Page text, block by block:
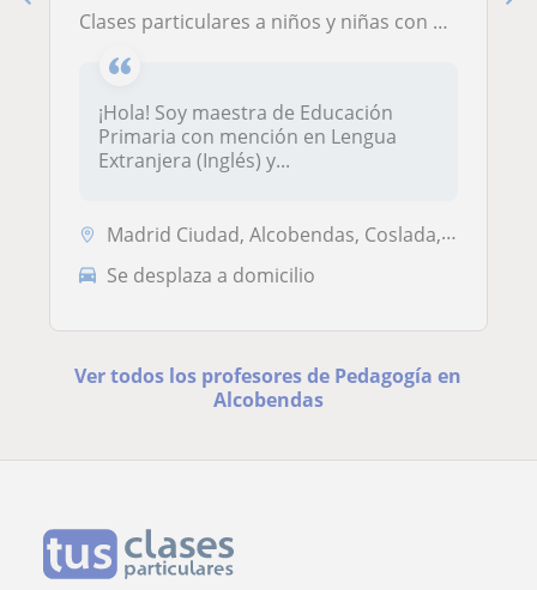
Clases particulares a niños y niñas con necesidades
¡Hola! Soy maestra de Educación
Primaria con mención en Lengua
Extranjera (Inglés) y...
Madrid Ciudad, Alcobendas, Coslada, Paracuellos de Jarama
Se desplaza a domicilio
Ver todos los profesores de Pedagogía en
Alcobendas